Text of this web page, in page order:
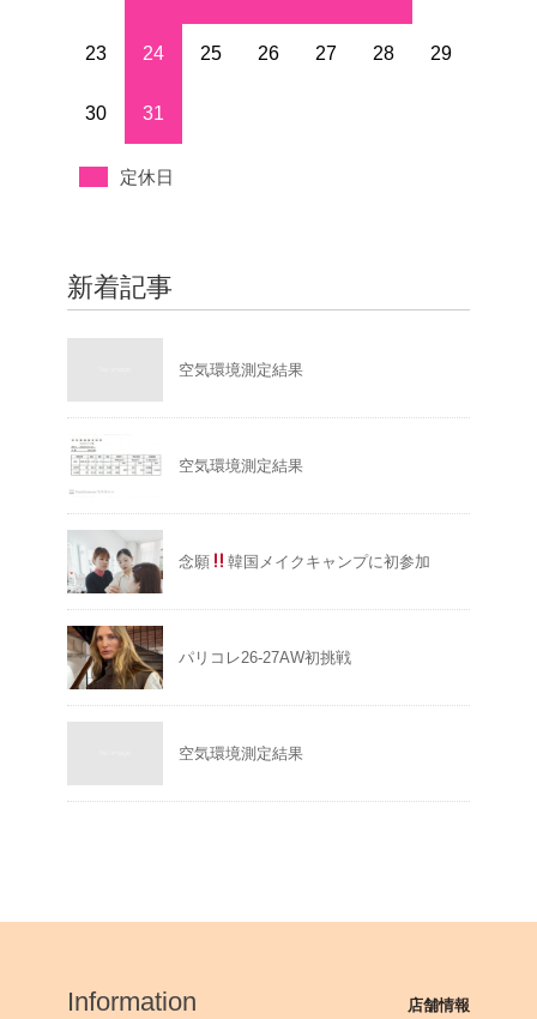
23 24 25 26 27 28 29
30 31
定休日
新着記事
空気環境測定結果
空気環境測定結果
念願 韓国メイクキャンプに初参加
パリコレ26-27AW初挑戦
空気環境測定結果
Information 店舗情報